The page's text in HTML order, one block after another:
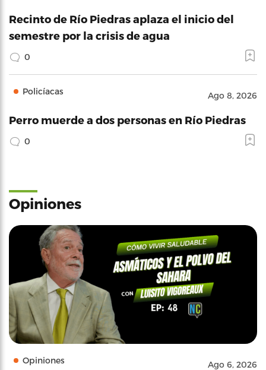
Recinto de Río Piedras aplaza el inicio del
semestre por la crisis de agua
0
Policíacas Ago 8, 2026
Perro muerde a dos personas en Río Piedras
0
Opiniones
Opiniones Ago 6, 2026